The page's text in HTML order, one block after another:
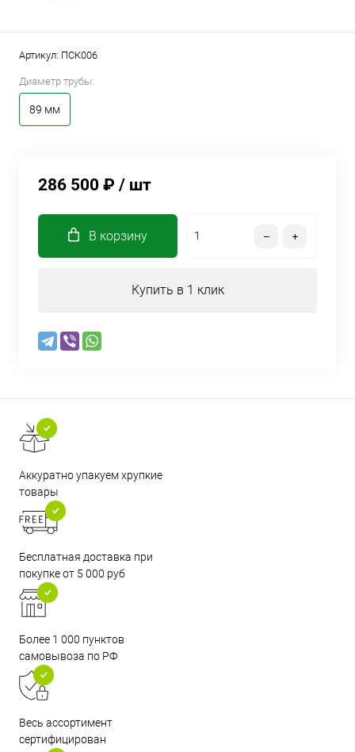
Артикул: ПСК006
Диаметр трубы:
89 мм
286 500 ₽ / шт
В корзину
Купить в 1 клик
Аккуратно упакуем хрупкие
товары
Бесплатная доставка при
покупке от 5 000 руб
Более 1 000 пунктов
самовывоза по РФ
Весь ассортимент
сертифицирован